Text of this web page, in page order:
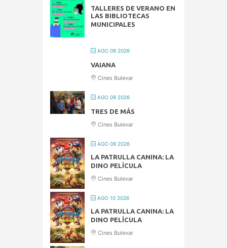
TALLERES DE VERANO EN
LAS BIBLIOTECAS
MUNICIPALES
AGO 09 2026
VAIANA
Cines Bulevar
AGO 09 2026
TRES DE MÁS
Cines Bulevar
AGO 09 2026
LA PATRULLA CANINA: LA
DINO PELÍCULA
Cines Bulevar
AGO 10 2026
LA PATRULLA CANINA: LA
DINO PELÍCULA
Cines Bulevar